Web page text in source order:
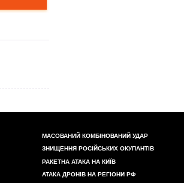
МАСОВАНИЙ КОМБІНОВАНИЙ УДАР
ЗНИЩЕННЯ РОСІЙСЬКИХ ОКУПАНТІВ
РАКЕТНА АТАКА НА КИЇВ
АТАКА ДРОНІВ НА РЕГІОНИ РФ